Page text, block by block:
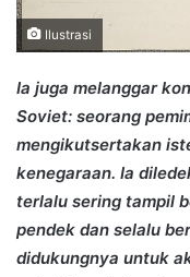
Ilustrasi
Ia juga melanggar
Soviet: seorang
mengikutsertakan
kenegaraan. Ia
terlalu sering tampil
pendek dan selalu
didukungnya untuk